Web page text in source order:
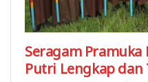
Seragam Pramuka
Putri Lengkap dan